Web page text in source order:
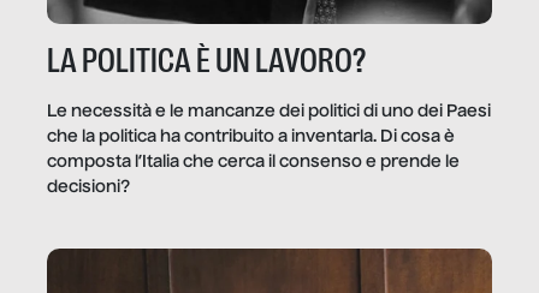
LA POLITICA È UN LAVORO?
Le necessità e le mancanze dei politici di uno dei Paesi
che la politica ha contribuito a inventarla. Di cosa è
composta l’Italia che cerca il consenso e prende le
decisioni?